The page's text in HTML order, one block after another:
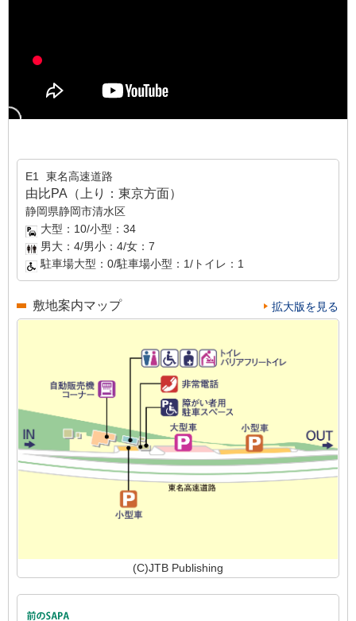
E1 東名高速道路
由比PA（上り：東京方面）
静岡県静岡市清水区
大型：10/小型：34
男大：4/男小：4/女：7
駐車場大型：0/駐車場小型：1/トイレ：1
敷地案内マップ 拡大版を見る
(C)JTB Publishing